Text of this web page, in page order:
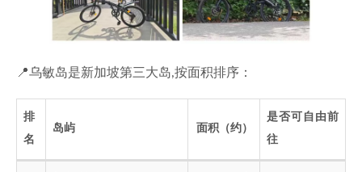
📍乌敏岛是新加坡第三大岛,按面积排序：
排
名
岛屿 面积（约）
是否可自由前
往